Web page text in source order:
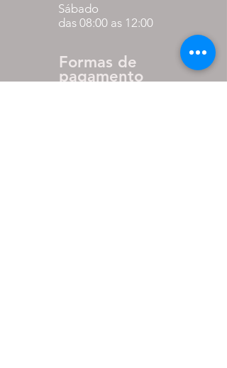
Sábado
das 08:00 as 12:00
Formas de
pagamento